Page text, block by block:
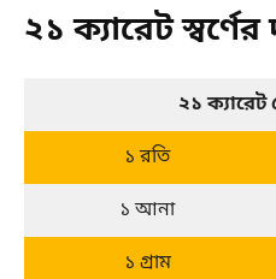
২১ ক্যারেট স্বর্ণের
২১ ক্যারেট
১ রতি
১ আনা
১ গ্রাম